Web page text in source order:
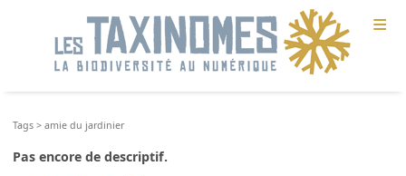
≡
Tags >amie du jardinier
Pas encore de descriptif.